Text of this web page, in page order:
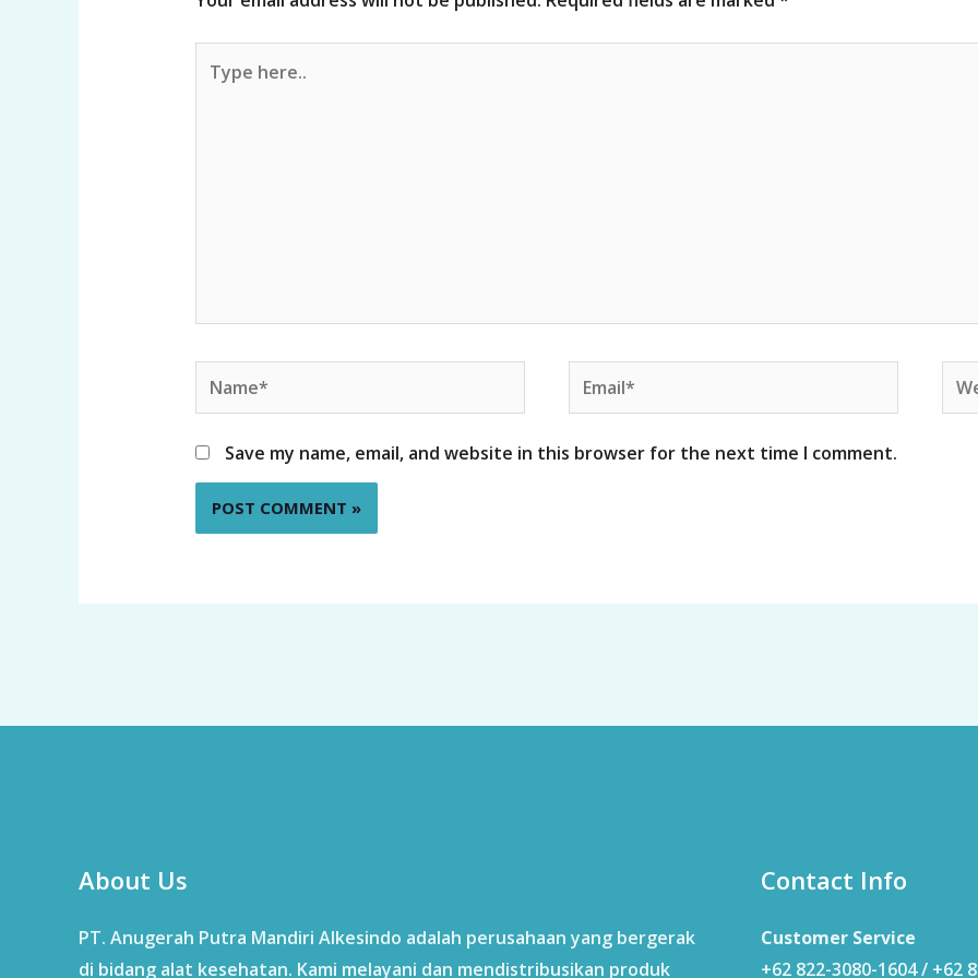
here..
Name* Email*
Save my name, email, and website in this browser for the next time I comment.
About Us
PT. Anugerah Putra Mandiri Alkesindo adalah perusahaan yang bergerak
di bidang alat kesehatan. Kami melayani dan mendistribusikan produk
Contact Info
Customer Service
+62 822-3080-1604 / +62